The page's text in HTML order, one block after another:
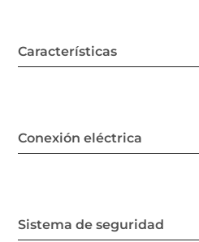
Características
Conexión eléctrica
Sistema de seguridad